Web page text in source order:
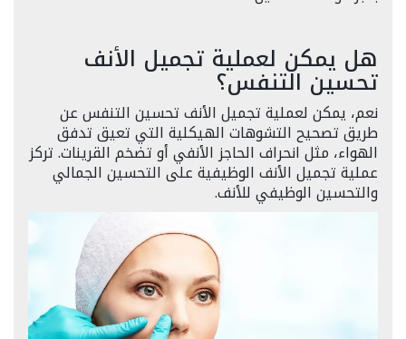
هل يمكن لعملية تجميل الأنف
تحسين التنفس؟
نعم، يمكن لعملية تجميل الأنف تحسين التنفس عن
طريق تصحيح التشوهات الهيكلية التي تعيق تدفق
الهواء، مثل انحراف الحاجز الأنفي أو تضخم القرينات. تركز
عملية تجميل الأنف الوظيفية على التحسين الجمالي
والتحسين الوظيفي للأنف.